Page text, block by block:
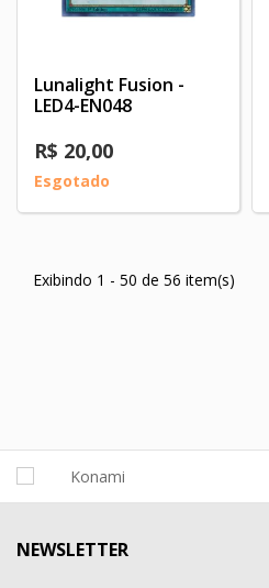
Lunalight Fusion -
LED4-EN048
R$ 20,00
Esgotado
Exibindo 1 - 50 de 56 item(s)
NEWSLETTER